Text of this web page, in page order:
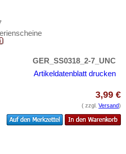
GER_SS0318_2-7_UNC
Artikeldatenblatt drucken
3,99 €
( zzgl. Versand)